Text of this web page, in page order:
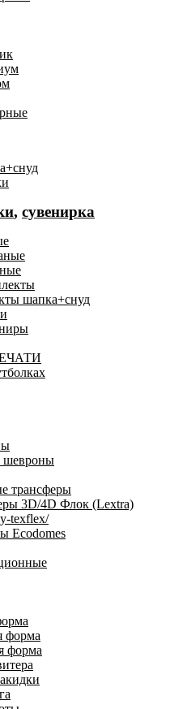
, сувенирка
шапка+снуд
шевроны
трансферы
3D/4D Флок (Lextra)
texflex/
Ecodomes
форма
форма